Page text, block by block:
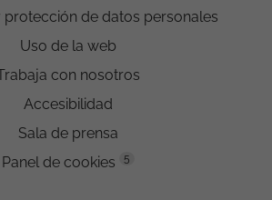
protección de datos personales
Uso de la web
con nosotros
Accesibilidad
Sala de prensa
Panel de cookies
5